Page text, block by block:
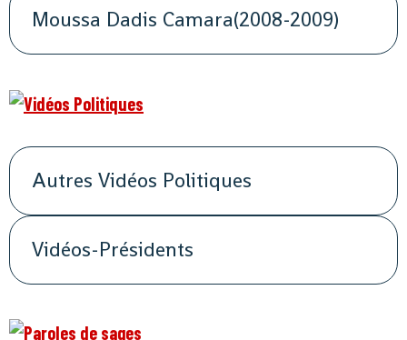
Moussa Dadis Camara(2008-2009)
Autres Vidéos Politiques
Vidéos-Présidents